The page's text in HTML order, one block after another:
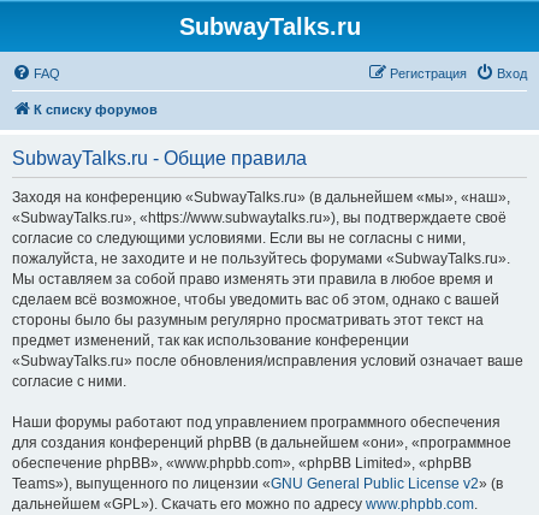
SubwayTalks.ru
FAQ Вход
Регистрация
К списку форумов
SubwayTalks.ru - Общие правила
Заходя на конференцию «SubwayTalks.ru» (в дальнейшем «мы», «наш»,
«SubwayTalks.ru», «https://www.subwaytalks.ru»), вы подтверждаете своё
согласие со следующими условиями. Если вы не согласны с ними,
пожалуйста, не заходите и не пользуйтесь форумами «SubwayTalks.ru».
Мы оставляем за собой право изменять эти правила в любое время и
сделаем всё возможное, чтобы уведомить вас об этом, однако с вашей
стороны было бы разумным регулярно просматривать этот текст на
предмет изменений, так как использование конференции
«SubwayTalks.ru» после обновления/исправления условий означает ваше
согласие с ними.
Наши форумы работают под управлением программного обеспечения
для создания конференций phpBB (в дальнейшем «они», «программное
обеспечение phpBB», «www.phpbb.com», «phpBB Limited», «phpBB
Teams»), выпущенного по лицензии «GNU General Public License v2» (в
дальнейшем «GPL»). Скачать его можно по адресу www.phpbb.com.